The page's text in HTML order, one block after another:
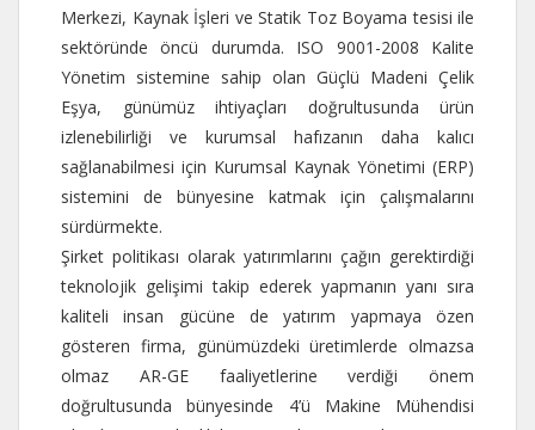
Merkezi, Kaynak İşleri ve Statik Toz Boyama tesisi ile
sektöründe öncü durumda. ISO 9001-2008 Kalite
Yönetim sistemine sahip olan Güçlü Madeni Çelik
Eşya, günümüz ihtiyaçları doğrultusunda ürün
izlenebilirliği ve kurumsal hafızanın daha kalıcı
sağlanabilmesi için Kurumsal Kaynak Yönetimi (ERP)
sistemini de bünyesine katmak için çalışmalarını
sürdürmekte.
Şirket politikası olarak yatırımlarını çağın gerektirdiği
teknolojik gelişimi takip ederek yapmanın yanı sıra
kaliteli insan gücüne de yatırım yapmaya özen
gösteren firma, günümüzdeki üretimlerde olmazsa
olmaz AR-GE faaliyetlerine verdiği önem
doğrultusunda bünyesinde 4’ü Makine Mühendisi